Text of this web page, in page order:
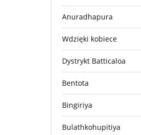
Anuradhapura
Wdzięki kobiece
Dystrykt Batticaloa
Bentota
Bingiriya
Bulathkohupitiya